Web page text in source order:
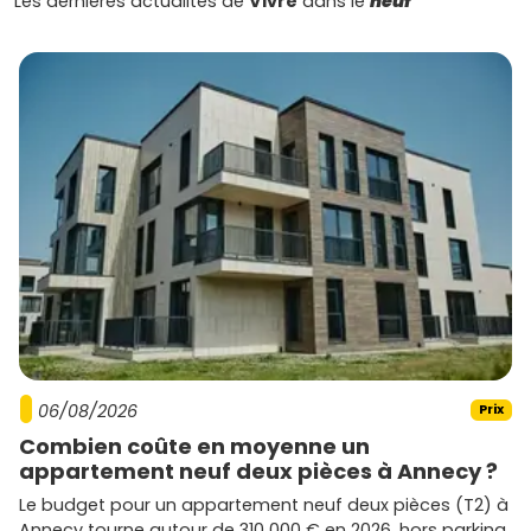
entre budget, confort et emplacement, que tu penches
vivre.
06/08/2026 Prix
Combien coûte en moyenne un
appartement neuf deux pièces à Annecy ?
Le budget pour un appartement neuf deux pièces (T2) à